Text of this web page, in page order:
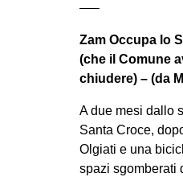
—–
Zam Occupa lo
(che il Comune
chiudere) – (da
A due mesi dallo
Santa Croce,
Olgiati e una
spazi sgomberati